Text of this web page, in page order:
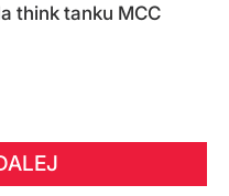
think tanku MCC